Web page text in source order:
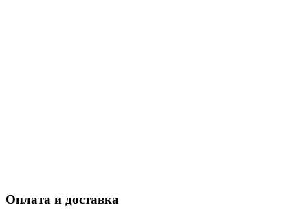
Оплата и доставка